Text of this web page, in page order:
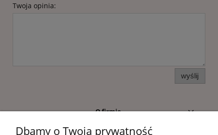
Twoja opinia:
wyślij
O firmie
Dbamy o Twoją prywatność